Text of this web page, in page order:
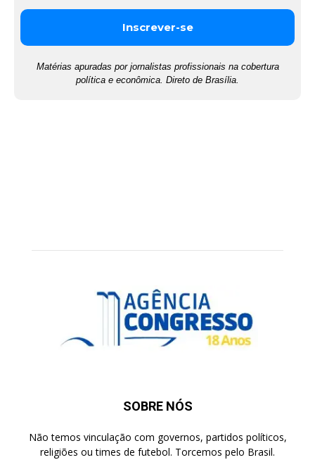
Matérias apuradas por jornalistas profissionais na cobertura
política e econômica. Direto de Brasília.
SOBRE NÓS
Não temos vinculação com governos, partidos políticos,
religiões ou times de futebol. Torcemos pelo Brasil.